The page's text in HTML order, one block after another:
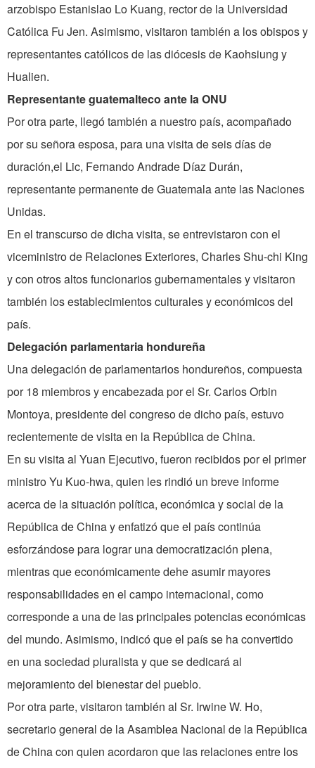
arzobispo Estanislao Lo Kuang, rector de la Universidad
Católica Fu Jen. Asimismo, visitaron también a los obispos y
representantes católicos de las diócesis de Kaohsiung y
Hualien.
Representante guatemalteco ante la ONU
Por otra parte, llegó también a nuestro país, acompañado
por su señora esposa, para una visita de seis días de
duración,el Lic, Fernando Andrade Díaz Durán,
representante permanente de Guatemala ante las Naciones
Unidas.
En el transcurso de dicha visita, se entrevistaron con el
viceministro de Relaciones Exteriores, Charles Shu-chi King
y con otros altos funcionarios gubernamentales y visitaron
también los establecimientos culturales y económicos del
país.
Delegación parlamentaria hondureña
Una delegación de parlamentarios hondureños, compuesta
por 18 miembros y encabezada por el Sr. Carlos Orbin
Montoya, presidente del congreso de dicho país, estuvo
recientemente de visita en la República de China.
En su visita al Yuan Ejecutivo, fueron recibidos por el primer
ministro Yu Kuo-hwa, quien les rindió un breve informe
acerca de la situación política, económica y social de la
República de China y enfatizó que el país continúa
esforzándose para lograr una democratización plena,
mientras que económicamente dehe asumir mayores
responsabilidades en el campo internacional, como
corresponde a una de las principales potencias económicas
del mundo. Asimismo, indicó que el país se ha convertido
en una sociedad pluralista y que se dedicará al
mejoramiento del bienestar del pueblo.
Por otra parte, visitaron también al Sr. Irwine W. Ho,
secretario general de la Asamblea Nacional de la República
de China con quien acordaron que las relaciones entre los